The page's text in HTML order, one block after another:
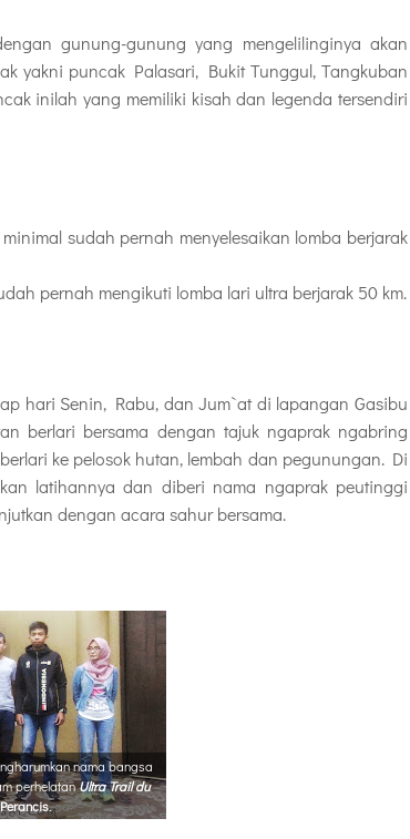
gunung-gunung yang mengelilinginya akan
yakni puncak Palasari, Bukit Tunggul, Tangkuban
inilah yang memiliki kisah dan legenda tersendiri
sudah pernah menyelesaikan lomba berjarak
pernah mengikuti lomba lari ultra berjarak 50 km.
hari Senin, Rabu, dan Jum`at di lapangan Gasibu
berlari bersama dengan tajuk ngaprak ngabring
ke pelosok hutan, lembah dan pegunungan. Di
latihannya dan diberi nama ngaprak peutinggi
dengan acara sahur bersama.
nama bangsa
perhelatanUltra Trail du